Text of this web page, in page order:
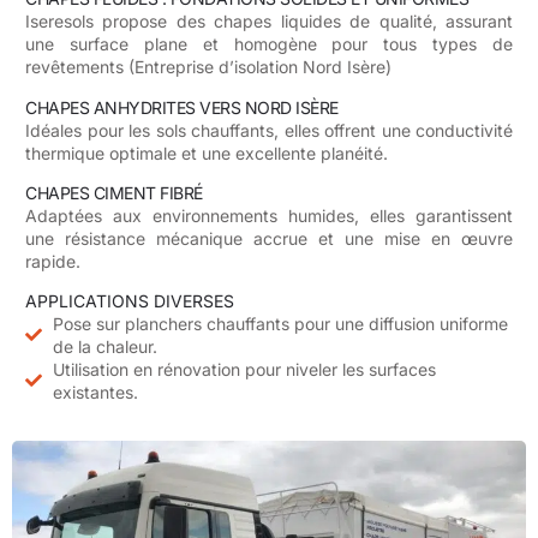
Iseresols propose des chapes liquides de qualité, assurant
une surface plane et homogène pour tous types de
revêtements (Entreprise d’isolation Nord Isère)
CHAPES ANHYDRITES VERS NORD ISÈRE
Idéales pour les sols chauffants, elles offrent une conductivité
thermique optimale et une excellente planéité.
CHAPES CIMENT FIBRÉ
Adaptées aux environnements humides, elles garantissent
une résistance mécanique accrue et une mise en œuvre
rapide.
APPLICATIONS DIVERSES
Pose sur planchers chauffants pour une diffusion uniforme
de la chaleur.
Utilisation en rénovation pour niveler les surfaces
existantes.